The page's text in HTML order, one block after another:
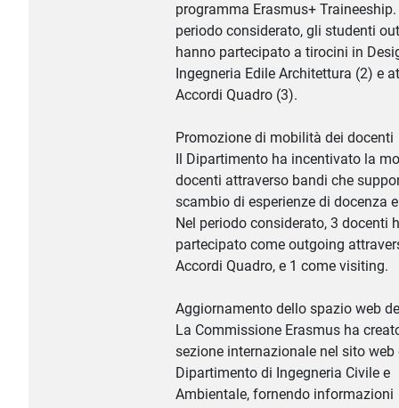
programma Erasmus+ Traineeship.
periodo considerato, gli studenti
hanno partecipato a tirocini in
Ingegneria Edile Architettura (2) e
Accordi Quadro (3).
Promozione di mobilità dei docenti
Il Dipartimento ha incentivato la
docenti attraverso bandi che
scambio di esperienze di docenza
Nel periodo considerato, 3 docenti
partecipato come outgoing
Accordi Quadro, e 1 come visiting.
Aggiornamento dello spazio web
La Commissione Erasmus ha
sezione internazionale nel sito web
Dipartimento di Ingegneria Civile e
Ambientale, fornendo informazioni